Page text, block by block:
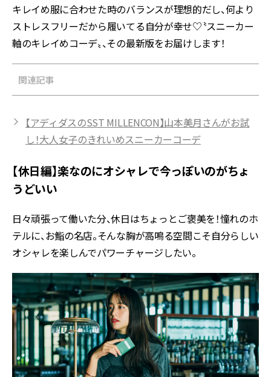
キレイめ服に合わせた時のバランスが理想的だし、何より
ストレスフリーだから履いてる自分が幸せ♡〝スニーカー
軸のキレイめコーデ〟、その最新版をお届けします！
関連記事
【アディダスのSST MILLENCON】山本美月さんがお試
し！大人女子のきれいめスニーカーコーデ
【休日編】楽なのにオシャレで今っぽいのがちょ
うどいい
日々頑張って働いた分、休日はちょっとご褒美を！憧れのホ
テルに、お鮨の名店。そんな胸が高鳴る空間こそ自分らしい
オシャレを楽しんでパワーチャージしたい。